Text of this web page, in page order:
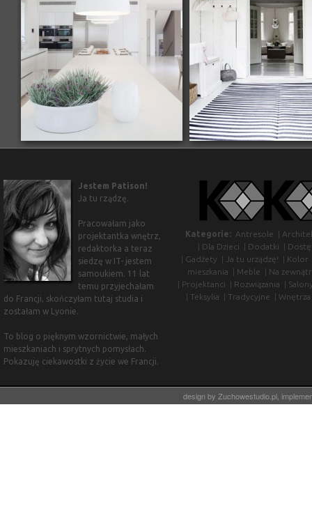
Jestem Patison!
Ja tu rządzę.
Pracowałam jako
projektantka wnętrz,
redaktorka a teraz
siedzę w IT- jestem
samoukiem. 11 lat
temu przyjechałam
do Francji, skończyłam tutaj studia i
zostałam w Lyonie.
To blog o pięknym wzornictwie, małych
mieszkaniach i sprytnych pomysłach.
Pokazuję ciekawostki z życie we Francji.
Kategorie: Antresole |
| Dla Dzieci | Dodatki |
| Gadżety | Ja tu urządzę! | Kolor
mieszkania
| Meble | Na
| Projektanci | Rozwiązania |
| Teksylia | Tradycyjne | Wnętrza
design by Zuchowestudio.pl ,